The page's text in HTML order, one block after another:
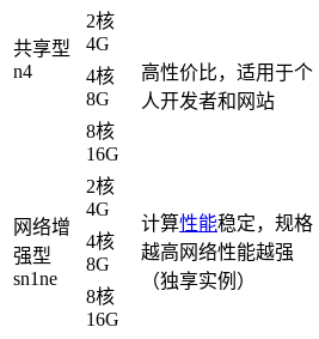
共享型
n4
2核
4G
高性价比，适用于个
人开发者和网站
4核
8G
8核
16G
网络增
强型
sn1ne
2核
4G
计算性能稳定，规格
越高网络性能越强
（独享实例）
4核
8G
8核
16G